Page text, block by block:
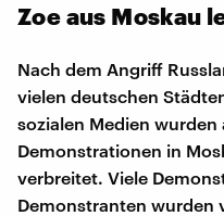
Zoe aus Moskau
Nach dem Angriff
vielen deutschen
sozialen Medien
Demonstrationen in
verbreitet. Viele
Demonstranten wurden